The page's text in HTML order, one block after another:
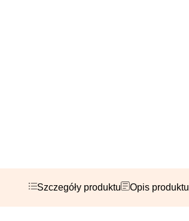
Szczegóły produktu Opis produktu